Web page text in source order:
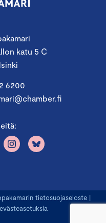
katu 5 C
6200
tietosuojaseloste |